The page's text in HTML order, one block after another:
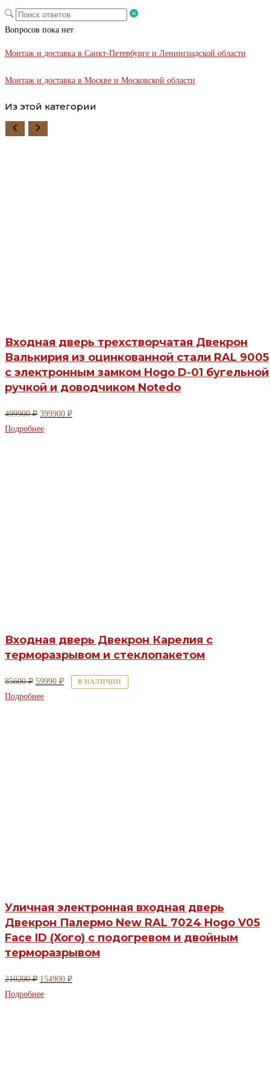
Вопросов пока нет
Монтаж и доставка в Санкт-Петербурге и Ленинградской области
Монтаж и доставка в Москве и Московской области
Из этой категории
Входная дверь трехстворчатая Двекрон
Валькирия из оцинкованной стали RAL 9005
с электронным замком Hogo D-01 бугельной
ручкой и доводчиком Notedo
499900₽ Первоначальная
цена
399900 ₽Текущая
Подробнее
Входная дверь Двекрон Карелия с
терморазрывом и стеклопакетом
85600₽ Первоначальная
цена
59990 ₽ТекущаяВ НАЛИЧИИ
Подробнее
Уличная электронная входная дверь
Двекрон Палермо New RAL 7024 Hogo V05
Face ID (Хого) с подогревом и двойным
терморазрывом
210200₽ Первоначальная
цена
154900 ₽Текущая
Подробнее